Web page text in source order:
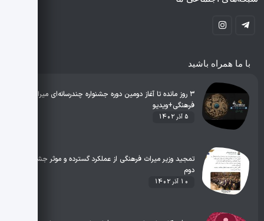
با ما همراه باشید
۳ روز مانده تا آغاز دومین دوره جشنواره چندرسانه‌ای میراث
فرهنگی+ویدیو
5 آذر 1402
تمجید وزیر میراث فرهنگی از عملکرد گسترده و موثر جشنواره
دوم
10 آذر 1402